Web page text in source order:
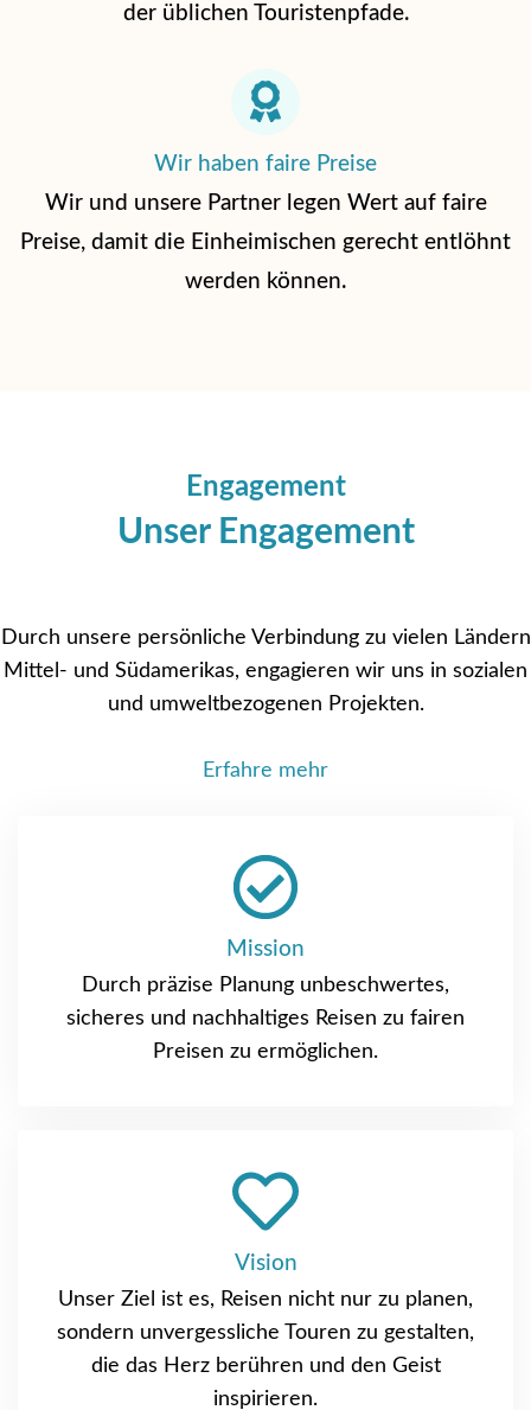
der üblichen Touristenpfade.
Wir haben faire Preise
Wir und unsere Partner legen Wert auf faire
Preise, damit die Einheimischen gerecht entlöhnt
werden können.
Engagement
Unser Engagement
Durch unsere persönliche Verbindung zu vielen Ländern
Mittel- und Südamerikas, engagieren wir uns in sozialen
und umweltbezogenen Projekten.
Erfahre mehr
Mission
Durch präzise Planung unbeschwertes,
sicheres und nachhaltiges Reisen zu fairen
Preisen zu ermöglichen.
Vision
Unser Ziel ist es, Reisen nicht nur zu planen,
sondern unvergessliche Touren zu gestalten,
die das Herz berühren und den Geist
inspirieren.